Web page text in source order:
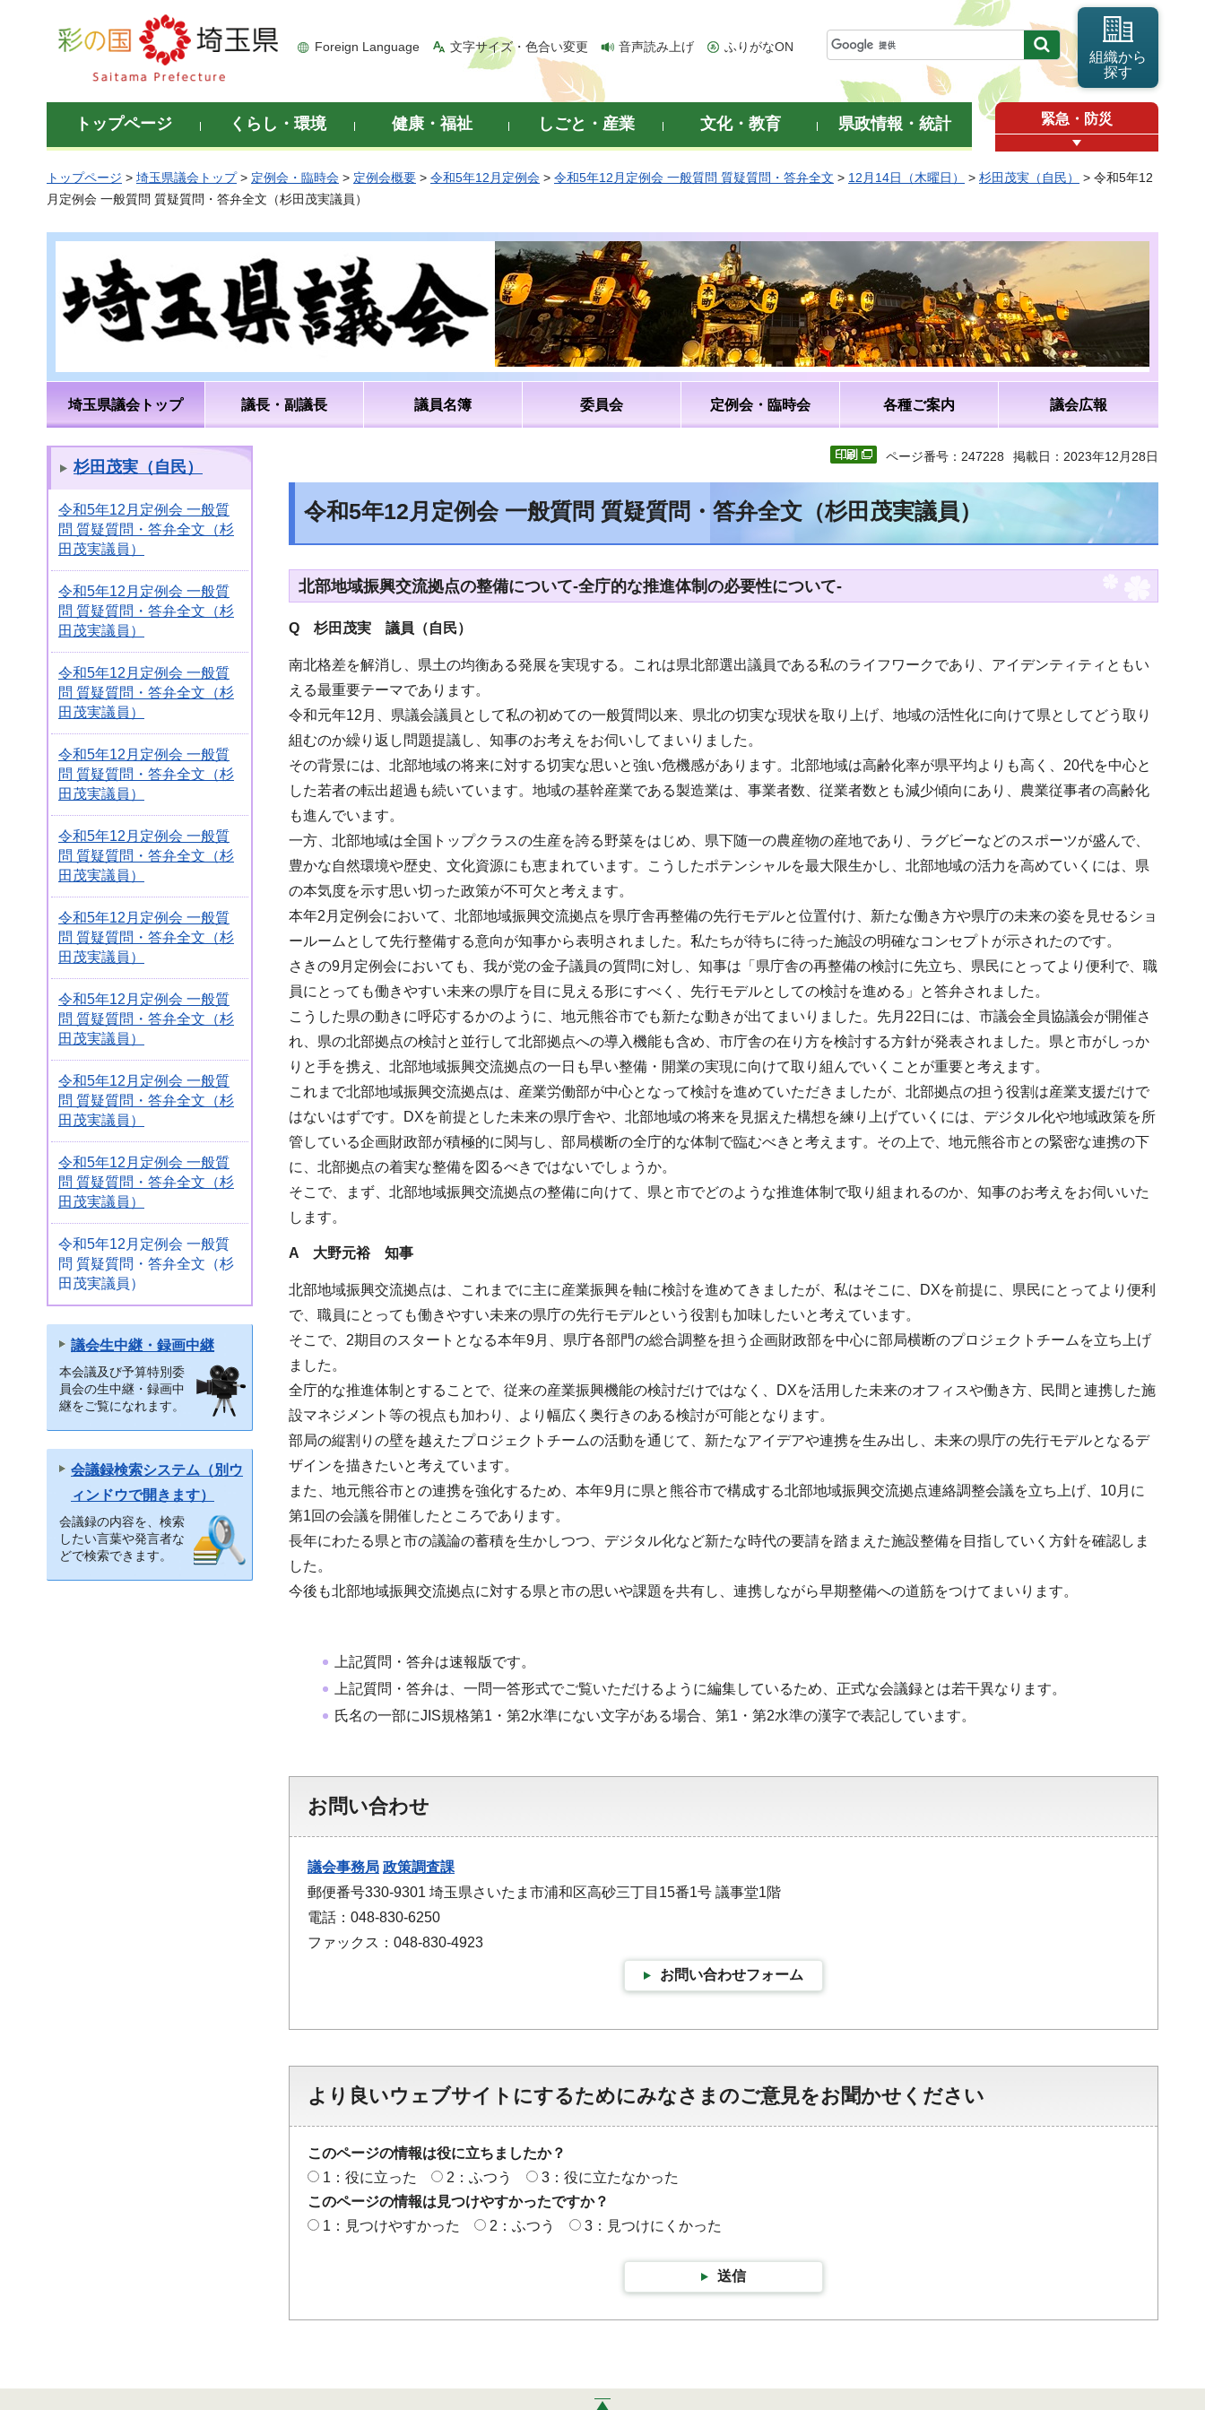
彩の国 埼玉県
Foreign Language 文字サイズ・色合い変更 音声読み上げ ふりがなON
組織から
探す
トップページ くらし・環境 健康・福祉 しごと・産業 文化・教育 県政情報・統計 緊急・防災
トップページ > 埼玉県議会トップ> 定例会・臨時会 > 定例会概要 > 令和5年12月定例会 > 令和5年12月定例会 一般質問 質疑質問・答弁全文 > 12月14日（木曜日） > 杉田茂実（自民）
> 令和5年12
月定例会 一般質問 質疑質問・答弁全文（杉田茂実議員）
埼玉県議会トップ 議長・副議長 議員名簿 委員会 定例会・臨時会 各種ご案内 議会広報
杉田茂実（自民）
令和5年12月定例会 一般質
問 質疑質問・答弁全文（杉
田茂実議員）
令和5年12月定例会 一般質
問 質疑質問・答弁全文（杉
田茂実議員）
令和5年12月定例会 一般質
問 質疑質問・答弁全文（杉
田茂実議員）
令和5年12月定例会 一般質
問 質疑質問・答弁全文（杉
田茂実議員）
令和5年12月定例会 一般質
問 質疑質問・答弁全文（杉
田茂実議員）
令和5年12月定例会 一般質
問 質疑質問・答弁全文（杉
田茂実議員）
令和5年12月定例会 一般質
問 質疑質問・答弁全文（杉
田茂実議員）
令和5年12月定例会 一般質
問 質疑質問・答弁全文（杉
田茂実議員）
令和5年12月定例会 一般質
問 質疑質問・答弁全文（杉
田茂実議員）
令和5年12月定例会 一般質
問 質疑質問・答弁全文（杉
田茂実議員）
議会生中継・録画中継
本会議及び予算特別委
員会の生中継・録画中
継をご覧になれます。
会議録検索システム（別ウ
ィンドウで開きます）
会議録の内容を、検索
したい言葉や発言者な
どで検索できます。
ページ番号：247228 掲載日：2023年12月28日
令和5年12月定例会 一般質問 質疑質問・答弁全文（杉田茂実議員）
北部地域振興交流拠点の整備について-全庁的な推進体制の必要性について-
Q 杉田茂実 議員（自民）
南北格差を解消し、県土の均衡ある発展を実現する。これは県北部選出議員である私のライフワークであり、アイデンティティともい
える最重要テーマであります。
令和元年12月、県議会議員として私の初めての一般質問以来、県北の切実な現状を取り上げ、地域の活性化に向けて県としてどう取り
組むのか繰り返し問題提議し、知事のお考えをお伺いしてまいりました。
その背景には、北部地域の将来に対する切実な思いと強い危機感があります。北部地域は高齢化率が県平均よりも高く、20代を中心と
した若者の転出超過も続いています。地域の基幹産業である製造業は、事業者数、従業者数とも減少傾向にあり、農業従事者の高齢化
も進んでいます。
一方、北部地域は全国トップクラスの生産を誇る野菜をはじめ、県下随一の農産物の産地であり、ラグビーなどのスポーツが盛んで、
豊かな自然環境や歴史、文化資源にも恵まれています。こうしたポテンシャルを最大限生かし、北部地域の活力を高めていくには、県
の本気度を示す思い切った政策が不可欠と考えます。
本年2月定例会において、北部地域振興交流拠点を県庁舎再整備の先行モデルと位置付け、新たな働き方や県庁の未来の姿を見せるショ
ールームとして先行整備する意向が知事から表明されました。私たちが待ちに待った施設の明確なコンセプトが示されたのです。
さきの9月定例会においても、我が党の金子議員の質問に対し、知事は「県庁舎の再整備の検討に先立ち、県民にとってより便利で、職
員にとっても働きやすい未来の県庁を目に見える形にすべく、先行モデルとしての検討を進める」と答弁されました。
こうした県の動きに呼応するかのように、地元熊谷市でも新たな動きが出てまいりました。先月22日には、市議会全員協議会が開催さ
れ、県の北部拠点の検討と並行して北部拠点への導入機能も含め、市庁舎の在り方を検討する方針が発表されました。県と市がしっか
りと手を携え、北部地域振興交流拠点の一日も早い整備・開業の実現に向けて取り組んでいくことが重要と考えます。
これまで北部地域振興交流拠点は、産業労働部が中心となって検討を進めていただきましたが、北部拠点の担う役割は産業支援だけで
はないはずです。DXを前提とした未来の県庁舎や、北部地域の将来を見据えた構想を練り上げていくには、デジタル化や地域政策を所
管している企画財政部が積極的に関与し、部局横断の全庁的な体制で臨むべきと考えます。その上で、地元熊谷市との緊密な連携の下
に、北部拠点の着実な整備を図るべきではないでしょうか。
そこで、まず、北部地域振興交流拠点の整備に向けて、県と市でどのような推進体制で取り組まれるのか、知事のお考えをお伺いいた
します。
A 大野元裕 知事
北部地域振興交流拠点は、これまでに主に産業振興を軸に検討を進めてきましたが、私はそこに、DXを前提に、県民にとってより便利
で、職員にとっても働きやすい未来の県庁の先行モデルという役割も加味したいと考えています。
そこで、2期目のスタートとなる本年9月、県庁各部門の総合調整を担う企画財政部を中心に部局横断のプロジェクトチームを立ち上げ
ました。
全庁的な推進体制とすることで、従来の産業振興機能の検討だけではなく、DXを活用した未来のオフィスや働き方、民間と連携した施
設マネジメント等の視点も加わり、より幅広く奥行きのある検討が可能となります。
部局の縦割りの壁を越えたプロジェクトチームの活動を通じて、新たなアイデアや連携を生み出し、未来の県庁の先行モデルとなるデ
ザインを描きたいと考えています。
また、地元熊谷市との連携を強化するため、本年9月に県と熊谷市で構成する北部地域振興交流拠点連絡調整会議を立ち上げ、10月に
第1回の会議を開催したところであります。
長年にわたる県と市の議論の蓄積を生かしつつ、デジタル化など新たな時代の要請を踏まえた施設整備を目指していく方針を確認しま
した。
今後も北部地域振興交流拠点に対する県と市の思いや課題を共有し、連携しながら早期整備への道筋をつけてまいります。
上記質問・答弁は速報版です。
上記質問・答弁は、一問一答形式でご覧いただけるように編集しているため、正式な会議録とは若干異なります。
氏名の一部にJIS規格第1・第2水準にない文字がある場合、第1・第2水準の漢字で表記しています。
お問い合わせ
議会事務局 政策調査課
郵便番号330-9301 埼玉県さいたま市浦和区高砂三丁目15番1号 議事堂1階
電話：048-830-6250
ファックス：048-830-4923
お問い合わせフォーム
より良いウェブサイトにするためにみなさまのご意見をお聞かせください
このページの情報は役に立ちましたか？
1：役に立った
2：ふつう
3：役に立たなかった
このページの情報は見つけやすかったですか？
1：見つけやすかった
2：ふつう 3：見つけにくかった
送信